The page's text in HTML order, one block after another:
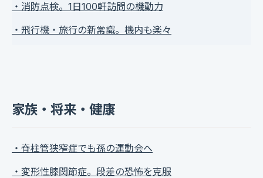
・消防点検。1日100軒訪問の機動力
・飛行機・旅行の新常識。機内も楽々
家族・将来・健康
・脊柱管狭窄症でも孫の運動会へ
・変形性膝関節症。段差の恐怖を克服